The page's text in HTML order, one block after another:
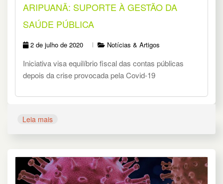
ARIPUANÃ: SUPORTE À GESTÃO DA
SAÚDE PÚBLICA
2 de julho de 2020 Notícias & Artigos
Iniciativa visa equilíbrio fiscal das contas públicas
depois da crise provocada pela Covid-19
Leia mais